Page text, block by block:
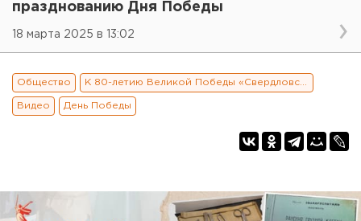
празднованию Дня Победы
18 марта 2025 в 13:02
Общество
Видео День Победы